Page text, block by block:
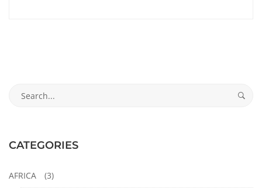
pero
estilo
octubre
CATEGORIES
AFRICA (3)